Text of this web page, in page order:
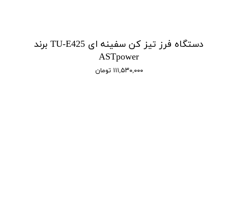
دستگاه فرز تیز کن سفینه ای TU-E425 برند
ASTpower
۱۱۱,۵۳۰,۰۰۰ تومان